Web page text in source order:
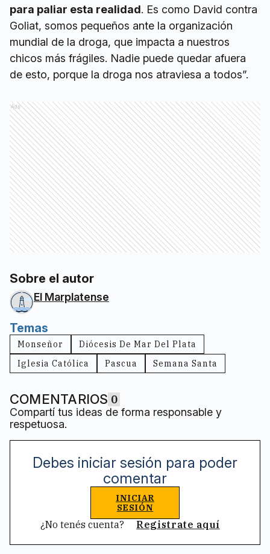
para paliar esta realidad. Es como David contra
Goliat, somos pequeños ante la organización
mundial de la droga, que impacta a nuestros
chicos más frágiles. Nadie puede quedar afuera
de esto, porque la droga nos atraviesa a todos”.
Ads
Sobre el autor
El Marplatense
Temas
Monseñor
Diócesis De Mar Del Plata
Iglesia Católica
Pascua Semana Santa
COMENTARIOS 0
Compartí tus ideas de forma responsable y
respetuosa.
Debes iniciar sesión para poder
comentar
INICIAR
SESIÓN
¿No tenés cuenta? Registrate aquí